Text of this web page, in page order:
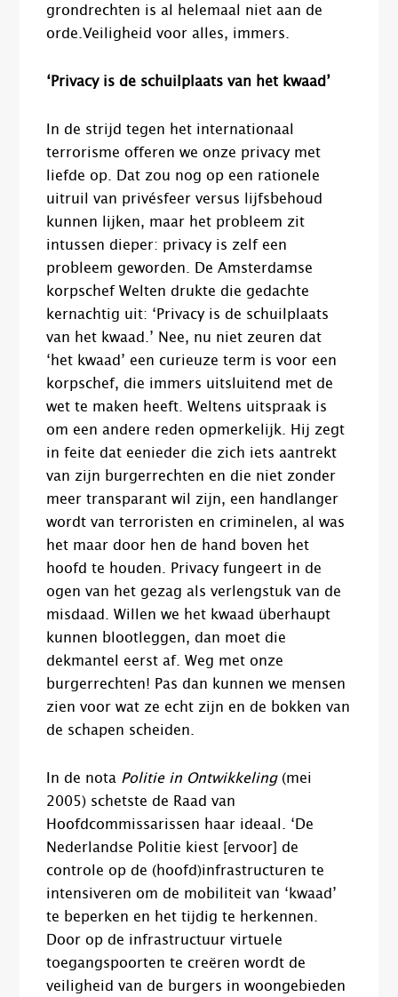
grondrechten is al helemaal niet aan de
orde.Veiligheid voor alles, immers.
‘Privacy is de schuilplaats van het kwaad’
In de strijd tegen het internationaal
terrorisme offeren we onze privacy met
liefde op. Dat zou nog op een rationele
uitruil van privésfeer versus lijfsbehoud
kunnen lijken, maar het probleem zit
intussen dieper: privacy is zelf een
probleem geworden. De Amsterdamse
korpschef Welten drukte die gedachte
kernachtig uit: ‘Privacy is de schuilplaats
van het kwaad.’ Nee, nu niet zeuren dat
‘het kwaad’ een curieuze term is voor een
korpschef, die immers uitsluitend met de
wet te maken heeft. Weltens uitspraak is
om een andere reden opmerkelijk. Hij zegt
in feite dat eenieder die zich iets aantrekt
van zijn burgerrechten en die niet zonder
meer transparant wil zijn, een handlanger
wordt van terroristen en criminelen, al was
het maar door hen de hand boven het
hoofd te houden. Privacy fungeert in de
ogen van het gezag als verlengstuk van de
misdaad. Willen we het kwaad überhaupt
kunnen blootleggen, dan moet die
dekmantel eerst af. Weg met onze
burgerrechten! Pas dan kunnen we mensen
zien voor wat ze echt zijn en de bokken van
de schapen scheiden.
In de nota Politie in Ontwikkeling(mei
2005) schetste de Raad van
Hoofdcommissarissen haar ideaal. ‘De
Nederlandse Politie kiest [ervoor] de
controle op de (hoofd)infrastructuren te
intensiveren om de mobiliteit van ‘kwaad’
te beperken en het tijdig te herkennen.
Door op de infrastructuur virtuele
toegangspoorten te creëren wordt de
veiligheid van de burgers in woongebieden